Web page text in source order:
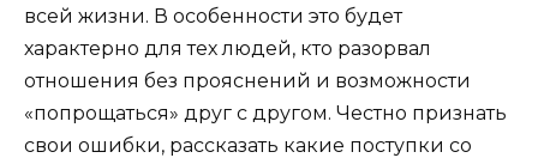
всей жизни. В особенности это будет
характерно для тех людей, кто разорвал
отношения без прояснений и возможности
«попрощаться» друг с другом. Честно признать
свои ошибки, рассказать какие поступки со